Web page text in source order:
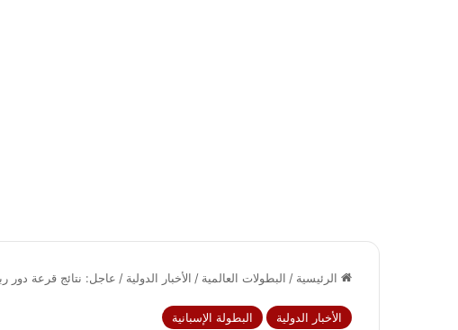
الرئيسية / البطولات العالمية / الأخبار الدولية / عاجل: نتائج قرعة دور
الأخبار الدولية البطولة الإسبانية